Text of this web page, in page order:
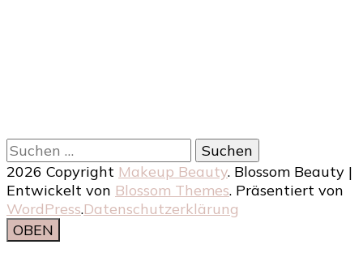
Suchen
nach:
2026 Copyright Makeup Beauty. Blossom Beauty |
Entwickelt von Blossom Themes. Präsentiert von
WordPress.Datenschutzerklärung
OBEN